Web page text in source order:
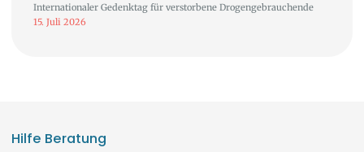
Internationaler Gedenktag für verstorbene Drogengebrauchende
15. Juli 2026
Hilfe Beratung